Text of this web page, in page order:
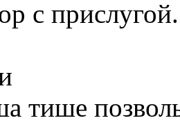
с прислугой.
тише